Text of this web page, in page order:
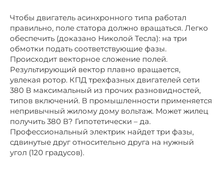
Чтобы двигатель асинхронного типа работал
правильно, поле статора должно вращаться. Легко
обеспечить (доказано Николой Тесла): на три
обмотки подать соответствующие фазы.
Происходит векторное сложение полей.
Результирующий вектор плавно вращается,
увлекая ротор. КПД трехфазных двигателей сети
380 В максимальный из прочих разновидностей,
типов включений. В промышленности применяется
непривычный жилому дому вольтаж. Может жилец
получить 380 В? Гипотетически – да.
Профессиональный электрик найдет три фазы,
сдвинутые друг относительно друга на нужный
угол (120 градусов).